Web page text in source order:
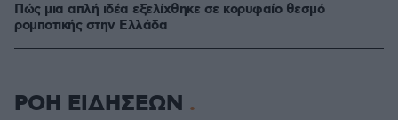
Πώς μια απλή ιδέα εξελίχθηκε σε κορυφαίο θεσμό
ρομποτικής στην Ελλάδα
ΡΟΗ ΕΙΔΗΣΕΩΝ